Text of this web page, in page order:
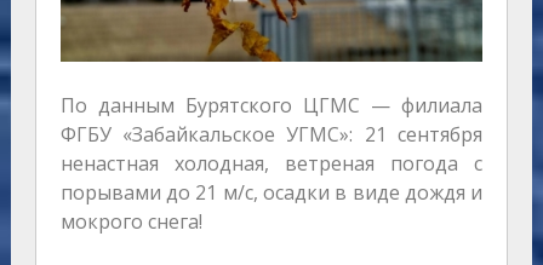
По данным Бурятского ЦГМС — филиала
ФГБУ «Забайкальское УГМС»: 21 сентября
ненастная холодная, ветреная погода с
порывами до 21 м/с, осадки в виде дождя и
мокрого снега!